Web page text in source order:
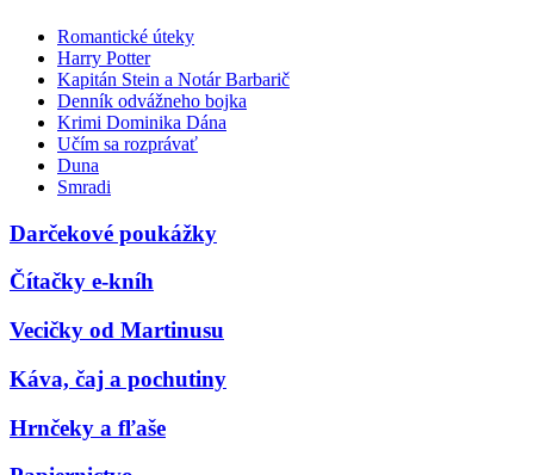
Romantické úteky
Harry Potter
Kapitán Stein a Notár Barbarič
Denník odvážneho bojka
Krimi Dominika Dána
Učím sa rozprávať
Duna
Smradi
Darčekové poukážky
Čítačky e-kníh
Vecičky od Martinusu
Káva, čaj a pochutiny
Hrnčeky a fľaše